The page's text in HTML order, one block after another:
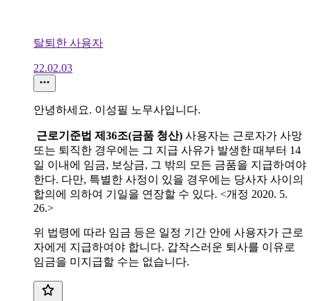
탈퇴한 사용자
22.02.03
안녕하세요. 이성필 노무사입니다.
근로기준법 제36조(금품 청산) 사용자는 근로자가 사망
또는 퇴직한 경우에는 그 지급 사유가 발생한 때부터 14
일 이내에 임금, 보상금, 그 밖의 모든 금품을 지급하여야
한다. 다만, 특별한 사정이 있을 경우에는 당사자 사이의
합의에 의하여 기일을 연장할 수 있다. <개정 2020. 5.
26.>
위 법령에 따라 임금 등은 일정 기간 안에 사용자가 근로
자에게 지급하여야 합니다. 갑작스러운 퇴사를 이유로
임금을 미지급할 수는 없습니다.